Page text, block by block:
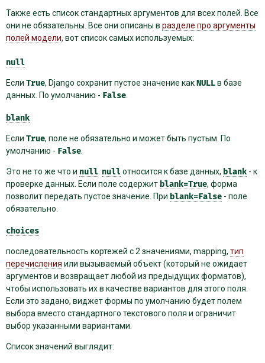
Также есть список стандартных аргументов для всех полей. Все
они не обязательны. Все они описаны в разделе про аргументы
полей модели, вот список самых используемых:
null
Если True, Django сохранит пустое значение какNULLв базе
данных. По умолчанию - False
blank
Если True, поле не обязательно и может быть пустым. По
умолчанию - False
Это не то же что и null nullотносится к базе данных, blank - к
проверке данных. Если поле содержит blank=True, форма
позволит передать пустое значение. При blank=False - поле
обязательно.
choices
последовательность кортежей с 2 ​​значениями, mapping, тип
перечисления или вызываемый объект (который не ожидает
аргументов и возвращает любой из предыдущих форматов),
чтобы использовать их в качестве вариантов для этого поля.
Если это задано, виджет формы по умолчанию будет полем
выбора вместо стандартного текстового поля и ограничит
выбор указанными вариантами.
Список значений выглядит: